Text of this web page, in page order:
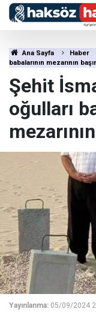
Ana Sayfa Haber
babalarının mezarının
Şehit
oğulları
Yayınlanma: 05/09/2024